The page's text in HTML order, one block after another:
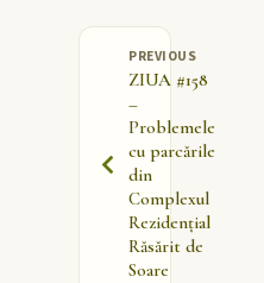
PREVIOUS
ZIUA #158
–
Problemele
cu parcările
din
Complexul
Rezidențial
Răsărit de
Soare